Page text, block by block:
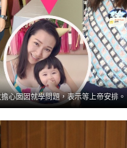
心囡囡就學問題，表示等上帝安排。